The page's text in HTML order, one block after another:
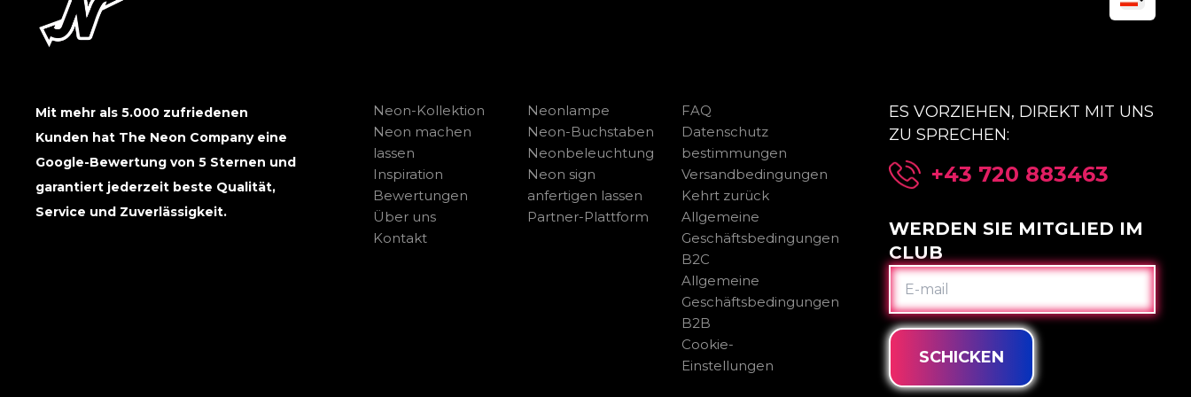
Mit mehr als 5.000 zufriedenen
Kunden hat The Neon Company eine
Google-Bewertung von 5 Sternen und
garantiert jederzeit beste Qualität,
Service und Zuverlässigkeit.
Neon-Kollektion
Neon machen
lassen
Inspiration
Bewertungen
Über uns
Kontakt
Neonlampe
Neon-Buchstaben
Neonbeleuchtung
Neon sign
anfertigen lassen
Partner-Plattform
FAQ
Datenschutz
bestimmungen
Versandbedingungen
Kehrt zurück
Allgemeine
Geschäftsbedingungen
B2C
Allgemeine
Geschäftsbedingungen
B2B
Cookie-
Einstellungen
ES VORZIEHEN, DIREKT MIT UNS
ZU SPRECHEN:
+43 720 883463
WERDEN SIE MITGLIED IM
CLUB
E-
MAIL
SCHICKEN